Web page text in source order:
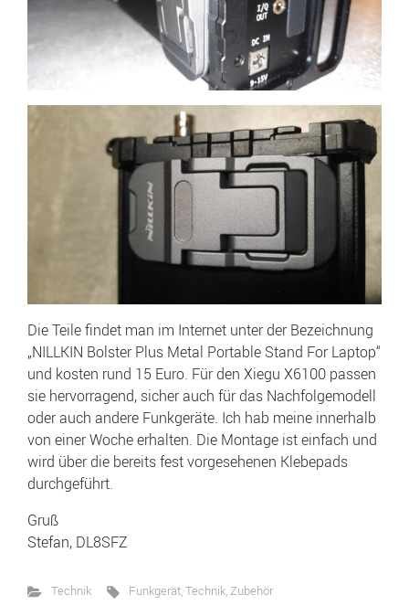
Die Teile findet man im Internet unter der Bezeichnung
„NILLKIN Bolster Plus Metal Portable Stand For Laptop“
und kosten rund 15 Euro. Für den Xiegu X6100 passen
sie hervorragend, sicher auch für das Nachfolgemodell
oder auch andere Funkgeräte. Ich hab meine innerhalb
von einer Woche erhalten. Die Montage ist einfach und
wird über die bereits fest vorgesehenen Klebepads
durchgeführt.
Gruß
Stefan, DL8SFZ
Technik Funkgerät,Technik,Zubehör